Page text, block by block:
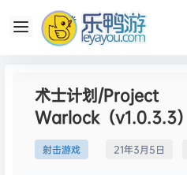
术士计划/Project
Warlock（v1.0.3.3）
射击游戏 21年3月5日